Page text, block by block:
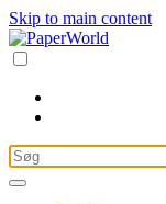
Skip to main content